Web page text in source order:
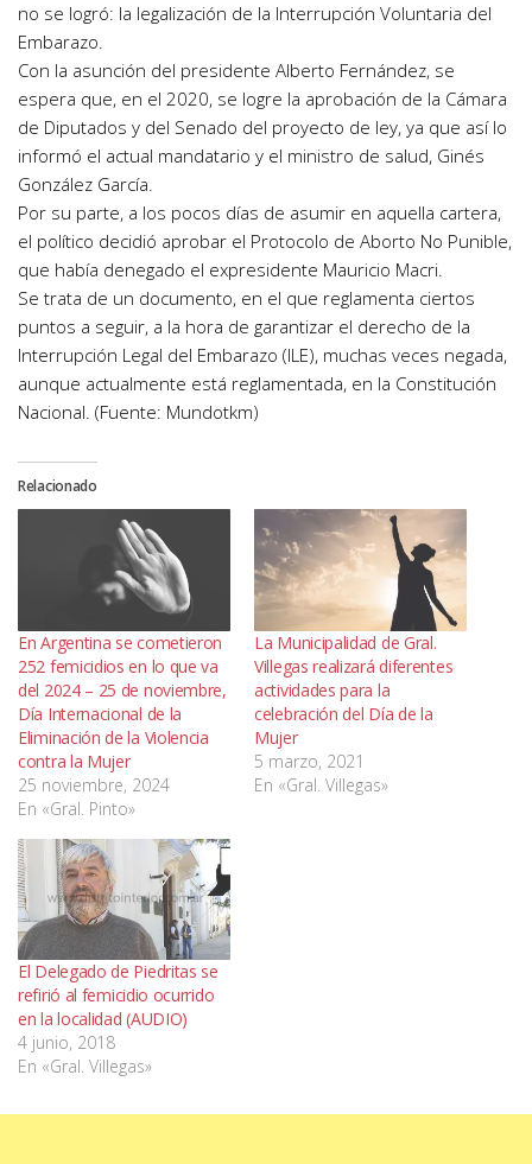
no se logró: la legalización de la Interrupción Voluntaria del
Embarazo.
Con la asunción del presidente Alberto Fernández, se
espera que, en el 2020, se logre la aprobación de la Cámara
de Diputados y del Senado del proyecto de ley, ya que así lo
informó el actual mandatario y el ministro de salud, Ginés
González García.
Por su parte, a los pocos días de asumir en aquella cartera,
el político decidió aprobar el Protocolo de Aborto No Punible,
que había denegado el expresidente Mauricio Macri.
Se trata de un documento, en el que reglamenta ciertos
puntos a seguir, a la hora de garantizar el derecho de la
Interrupción Legal del Embarazo (ILE), muchas veces negada,
aunque actualmente está reglamentada, en la Constitución
Nacional. (Fuente: Mundotkm)
Relacionado
En Argentina se cometieron
252 femicidios en lo que va
del 2024 – 25 de noviembre,
Día Internacional de la
Eliminación de la Violencia
contra la Mujer
25 noviembre, 2024
En «Gral. Pinto»
La Municipalidad de Gral.
Villegas realizará diferentes
actividades para la
celebración del Día de la
Mujer
5 marzo, 2021
En «Gral. Villegas»
El Delegado de Piedritas se
refirió al femicidio ocurrido
en la localidad (AUDIO)
4 junio, 2018
En «Gral. Villegas»